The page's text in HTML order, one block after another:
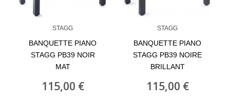
STAGG
BANQUETTE PIANO
STAGG PB39 NOIR
MAT
115,00 €
STAGG
BANQUETTE PIANO
STAGG PB39 NOIRE
BRILLANT
115,00 €